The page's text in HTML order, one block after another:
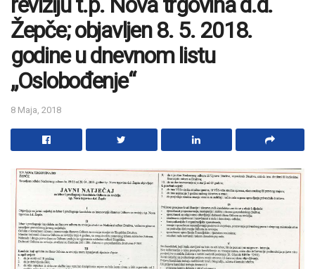
Žepče; objavljen 8. 5. 2018.
godine u dnevnom listu
„Oslobođenje“
8 Maja, 2018